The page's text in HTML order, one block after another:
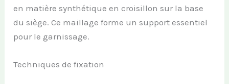
en matière synthétique en croisillon sur la base
du siège. Ce maillage forme un support essentiel
pour le garnissage.
Techniques de fixation